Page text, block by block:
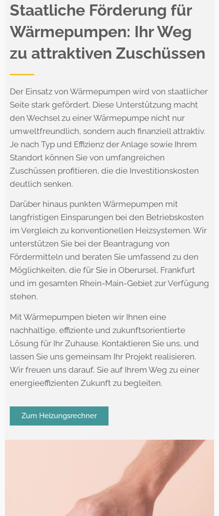
Staatliche Förderung für
Wärmepumpen: Ihr Weg
zu attraktiven Zuschüssen
Der Einsatz von Wärmepumpen wird von staatlicher
Seite stark gefördert. Diese Unterstützung macht
den Wechsel zu einer Wärmepumpe nicht nur
umweltfreundlich, sondern auch finanziell attraktiv.
Je nach Typ und Effizienz der Anlage sowie Ihrem
Standort können Sie von umfangreichen
Zuschüssen profitieren, die die Investitionskosten
deutlich senken.
Darüber hinaus punkten Wärmepumpen mit
langfristigen Einsparungen bei den Betriebskosten
im Vergleich zu konventionellen Heizsystemen. Wir
unterstützen Sie bei der Beantragung von
Fördermitteln und beraten Sie umfassend zu den
Möglichkeiten, die für Sie in Oberursel, Frankfurt
und im gesamten Rhein-Main-Gebiet zur Verfügung
stehen.
Mit Wärmepumpen bieten wir Ihnen eine
nachhaltige, effiziente und zukunftsorientierte
Lösung für Ihr Zuhause. Kontaktieren Sie uns, und
lassen Sie uns gemeinsam Ihr Projekt realisieren.
Wir freuen uns darauf, Sie auf Ihrem Weg zu einer
energieeffizienten Zukunft zu begleiten.
Zum Heizungsrechner